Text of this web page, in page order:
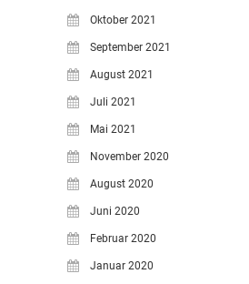
Oktober 2021
September 2021
August 2021
Juli 2021
Mai 2021
November 2020
August 2020
Juni 2020
Februar 2020
Januar 2020